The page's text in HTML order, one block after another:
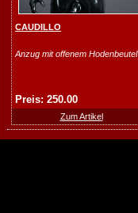
CAUDILLO
Anzug mit offenem Hodenbeutel
Preis: 250.00
Zum Artikel